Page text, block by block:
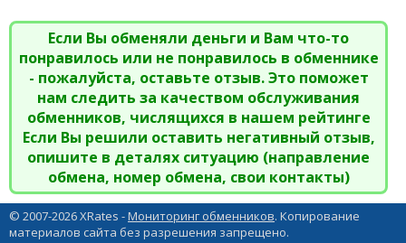
Если Вы обменяли деньги и Вам что-то
понравилось или не понравилось в обменнике
- пожалуйста, оставьте отзыв. Это поможет
нам следить за качеством обслуживания
обменников, числящихся в нашем рейтинге
Если Вы решили оставить негативный отзыв,
опишите в деталях ситуацию (направление
обмена, номер обмена, свои контакты)
© 2007-2026 XRates -Мониторинг обменников. Копирование
материалов сайта без разрешения запрещено.